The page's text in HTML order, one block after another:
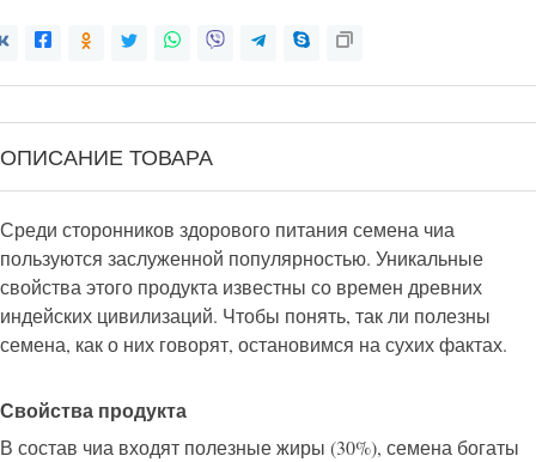
ОПИСАНИЕ ТОВАРА
Среди сторонников здорового питания семена чиа
пользуются заслуженной популярностью. Уникальные
свойства этого продукта известны со времен древних
индейских цивилизаций. Чтобы понять, так ли полезны
семена, как о них говорят, остановимся на сухих фактах.
Свойства продукта
В состав чиа входят полезные жиры (30%), семена богаты